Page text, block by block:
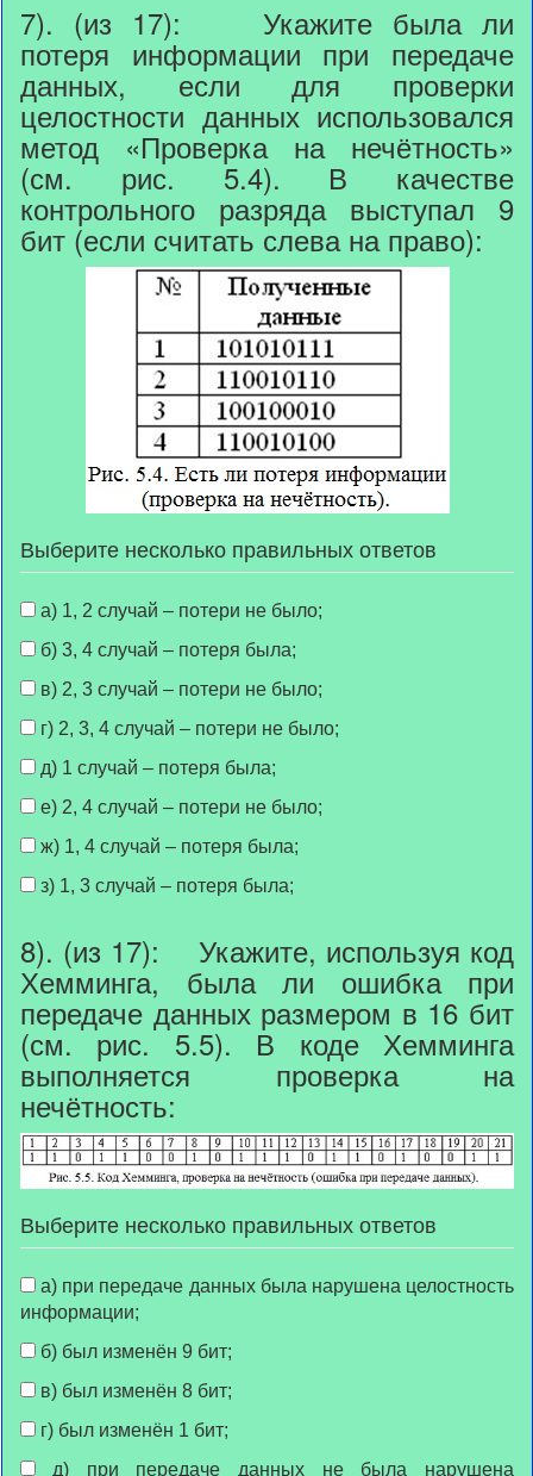
7). (из 17): Укажите была ли
потеря информации при передаче
данных, если для проверки
целостности данных использовался
метод «Проверка на нечётность»
(см. рис. 5.4). В качестве
контрольного разряда выступал 9
бит (если считать слева на право):
Выберите несколько правильных ответов
а) 1, 2 случай – потери не было;
б) 3, 4 случай – потеря была;
в) 2, 3 случай – потери не было;
г) 2, 3, 4 случай – потери не было;
д) 1 случай – потеря была;
е) 2, 4 случай – потери не было;
ж) 1, 4 случай – потеря была;
з) 1, 3 случай – потеря была;
8). (из 17): Укажите, используя код
Хемминга, была ли ошибка при
передаче данных размером в 16 бит
(см. рис. 5.5). В коде Хемминга
выполняется проверка на
нечётность:
Выберите несколько правильных ответов
информации;
б) был изменён 9 бит;
в) был изменён 8 бит;
г) был изменён 1 бит;